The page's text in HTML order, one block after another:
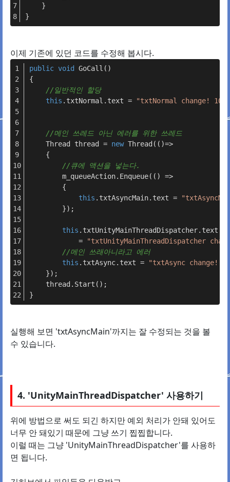
    }
}
이제 기존에 있던 코드를 수정해 봅시다.
public void GoCall ()
{
//일반적인 할당
this .txtNormal.text = "txtNormal change! 101"
//메인 쓰레드 아닌 에러를 위한 쓰레드
    Thread thread =
new Thread(()=>
    {
//큐에 액션을 넣는다.
        m_queueAction.Enqueue(() =>
        {
this .txtAsyncMain.text =
        });
this .txtUnityMainThreadDispatcher.text
            =
"txtUnityMainThreadDispatcher
//메인 쓰래아니라고 에러
this .txtAsync.text =
"txtAsync change!
    });
    thread.Start();
}
실행해 보면 'txtAsyncMain'까지는 잘 수정되는 것을 볼
수 있습니다.
4. 'UnityMainThreadDispatcher' 사용하기
위에 방법으로 써도 되긴 하지만 예외 처리가 안돼 있어도
너무 안 돼있기 때문에 그냥 쓰기 찝찝합니다.
이럴 때는 그냥 'UnityMainThreadDispatcher'를 사용하
면 됩니다.